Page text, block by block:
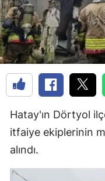
Hatay'ın Dörtyol
itfaiye ekiplerinin
alındı.